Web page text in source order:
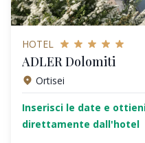
HOTEL
ADLER Dolomiti
Ortisei
Inserisci le date e
direttamente dall'hotel